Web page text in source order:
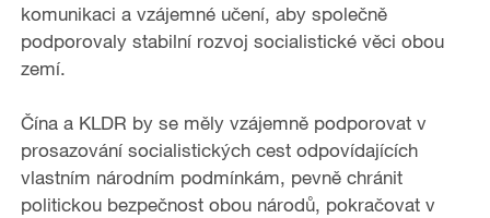
komunikaci a vzájemné učení, aby společně
podporovaly stabilní rozvoj socialistické věci obou
zemí.
Čína a KLDR by se měly vzájemně podporovat v
prosazování socialistických cest odpovídajících
vlastním národním podmínkám, pevně chránit
politickou bezpečnost obou národů, pokračovat v